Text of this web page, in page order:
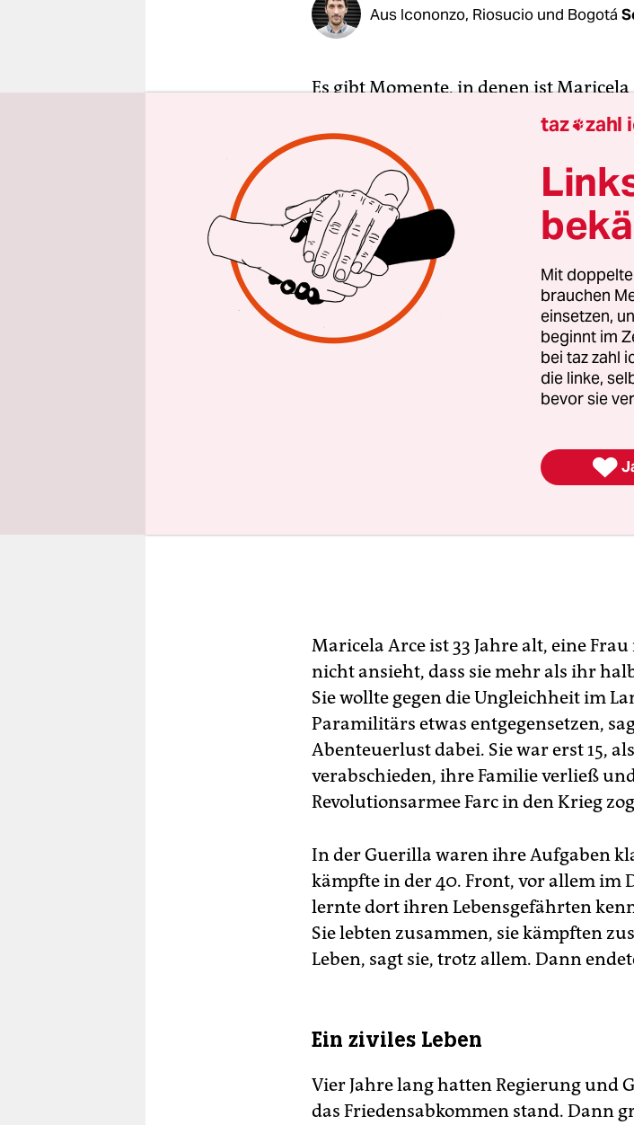
Aus Icononzo, Riosucio und Bogotá
Es gibt Momente, in denen ist
kompliziert. Immer diese
Welche Klamotten soll sie anziehen?
Was will sie eigentlich?
Anderes vermisst sie ganz und gar
aus der Luft bombardiert zu werden,
Märsche mit dem schweren Rucksack.
Maricela Arce ist 33 Jahre alt, eine
nicht ansieht, dass sie mehr als ihr
Sie wollte gegen die Ungleichheit im
Paramilitärs etwas entgegensetzen,
Abenteuerlust dabei. Sie war erst 15,
verabschieden, ihre Familie verließ
Revolutionsarmee Farc in den Krieg
In der Guerilla waren ihre Aufgaben
kämpfte in der 40. Front, vor allem im
lernte dort ihren Lebensgefährten
Sie lebten zusammen, sie kämpften
Leben, sagt sie, trotz allem. Dann
Ein ziviles Leben
Vier Jahre lang hatten Regierung und
das Friedensabkommen stand. Dann
taz zahl
Mit
brauchen
einsetzen,
beginnt im
bei taz zahl
die linke,
bevor sie
